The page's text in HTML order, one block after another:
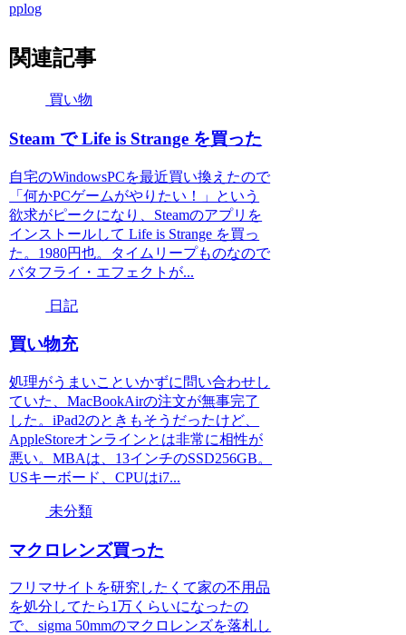
pplog
関連記事
買い物
Steam で Life is Strange を買った
自宅のWindowsPCを最近買い換えたので
「何かPCゲームがやりたい！」という
欲求がピークになり、Steamのアプリを
インストールして Life is Strange を買っ
た。1980円也。タイムリープものなので
バタフライ・エフェクトが...
日記
買い物充
処理がうまいこといかずに問い合わせし
ていた、MacBookAirの注文が無事完了
した。iPad2のときもそうだったけど、
AppleStoreオンラインとは非常に相性が
悪い。MBAは、13インチのSSD256GB。
USキーボード、CPUはi7...
未分類
マクロレンズ買った
フリマサイトを研究したくて家の不用品
を処分してたら1万くらいになったの
で、sigma 50mmのマクロレンズを落札し